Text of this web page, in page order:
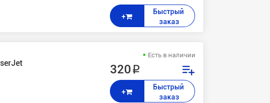
+
Быстрый
заказ
Есть в наличии
320 ₽
+
Быстрый
заказ